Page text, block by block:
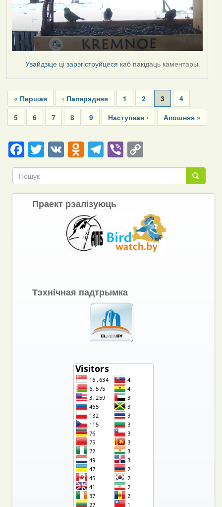
Увайдзіце цізарэгіструйцеся каб пакідаць каментары.
Pagination
First
page
« Першая
Previous
page
‹ Папярэдняя Page
1 Page
2
Current
page
3 Page
4
Page
5 Page
6 Page
7 Page
8 Page
9
Next
page
Наступная ›
Last
page
Апошняя »
Facebook
Twitter
VKOdnoklassniki
Telegram
ViberCopy
Link Пошук
Пошук
Праект рэалізуюць
Тэхнічная падтрымка